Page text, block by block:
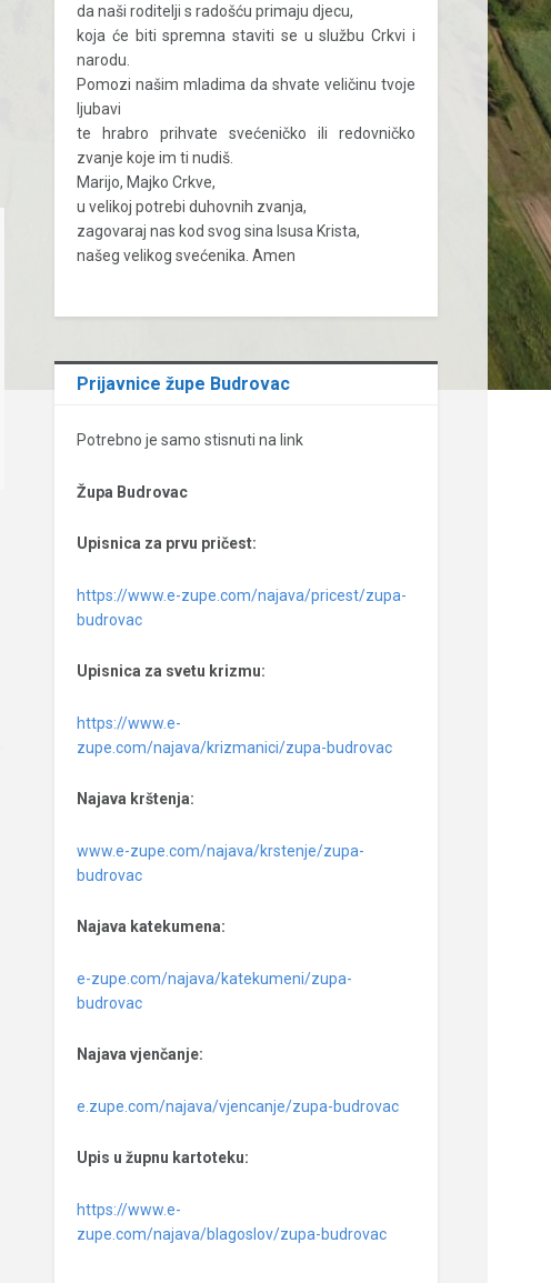
da naši roditelji s radošću primaju djecu,
koja će biti spremna staviti se u službu Crkvi i
narodu.
Pomozi našim mladima da shvate veličinu tvoje
ljubavi
te hrabro prihvate svećeničko ili redovničko
zvanje koje im ti nudiš.
Marijo, Majko Crkve,
u velikoj potrebi duhovnih zvanja,
zagovaraj nas kod svog sina Isusa Krista,
našeg velikog svećenika. Amen
Prijavnice župe Budrovac
Potrebno je samo stisnuti na link
Župa Budrovac
Upisnica za prvu pričest:
https://www.e-zupe.com/najava/pricest/zupa-
budrovac
Upisnica za svetu krizmu:
https://www.e-
zupe.com/najava/krizmanici/zupa-budrovac
Najava krštenja:
www.e-zupe.com/najava/krstenje/zupa-
budrovac
Najava katekumena:
e-zupe.com/najava/katekumeni/zupa-
budrovac
Najava vjenčanje:
e.zupe.com/najava/vjencanje/zupa-budrovac
Upis u župnu kartoteku:
https://www.e-
zupe.com/najava/blagoslov/zupa-budrovac